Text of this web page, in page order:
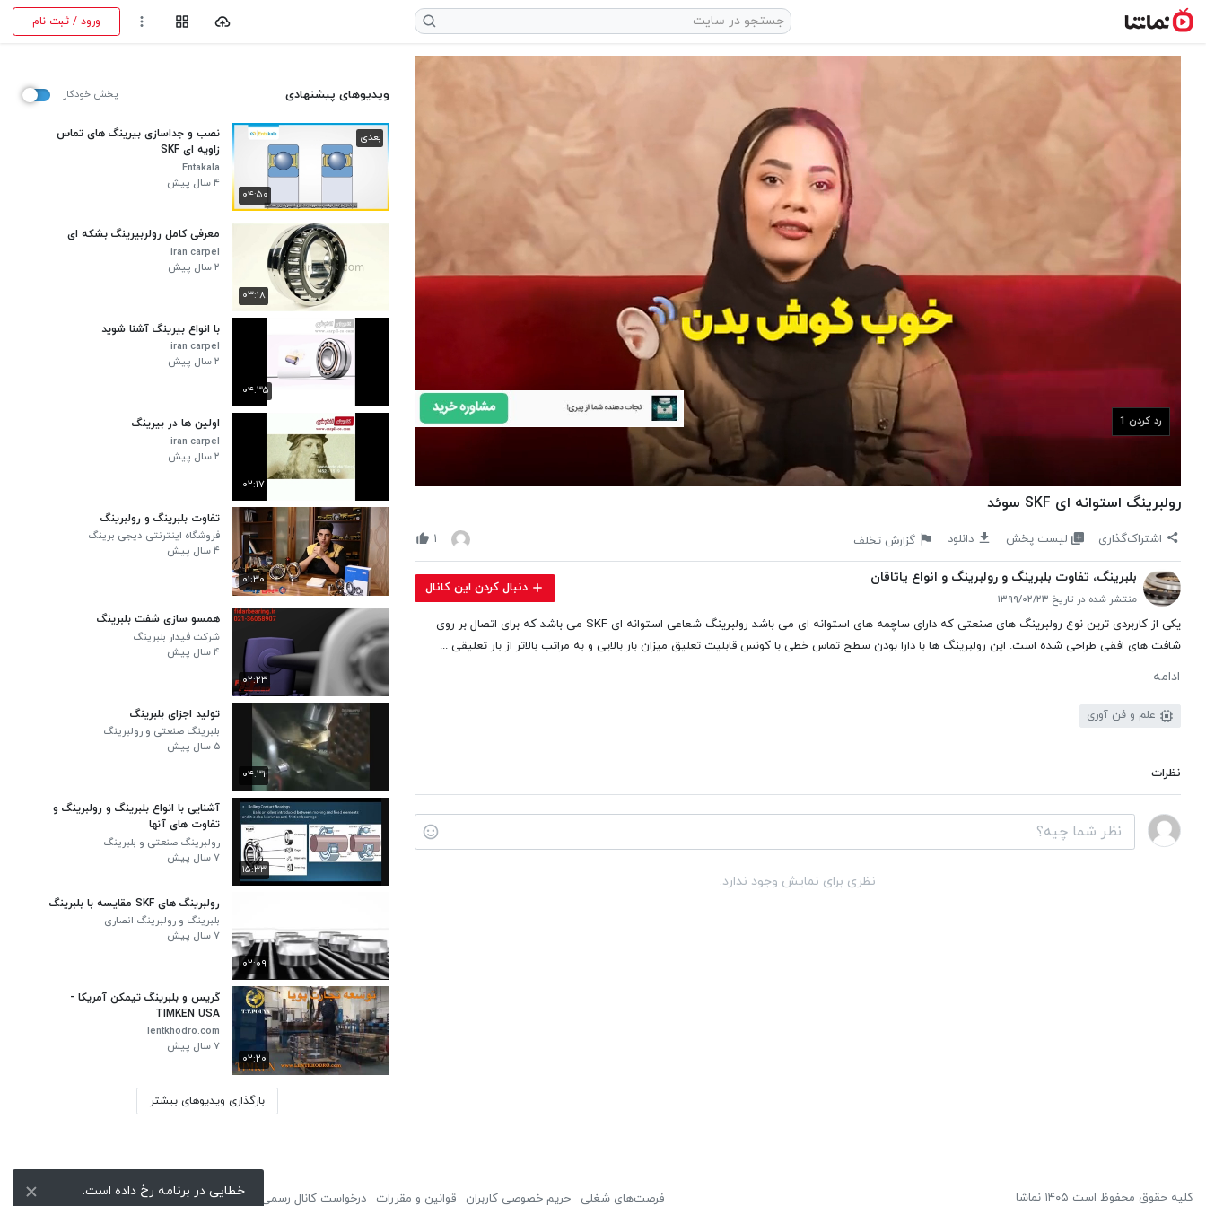
ورود / ثبت نام
رد کردن 1
رولبرینگ استوانه ای SKF سوئد
اشتراک‌گذاری لیست پخش دانلود گزارش تخلف ۱
بلبرینگ، تفاوت بلبرینگ و رولبرینگ و انواع یاتاقان
منتشر شده در تاریخ ۱۳۹۹/۰۲/۲۳
دنبال کردن این کانال
یکی از کاربردی ترین نوع رولبرینگ های صنعتی که دارای ساچمه های استوانه ای می باشد رولبرینگ شعاعی استوانه ای SKF می باشد که برای اتصال بر روی
شافت های افقی طراحی شده است. این رولبرینگ ها با دارا بودن سطح تماس خطی با کونس قابلیت تعلیق میزان بار بالایی و به مراتب بالاتر از بار تعلیقی ...
ادامه
علم و فن آوری
نظرات
نظری برای نمایش وجود ندارد.
ویدیوهای پیشنهادی پخش خودکار
۰۴:۵۰
بعدی
نصب و جداسازی بیرینگ های تماس
زاویه ای SKF
Entakala
۴ سال پیش
۰۳:۱۸
معرفی کامل رولربیرینگ بشکه ای
iran carpel
۲ سال پیش
۰۴:۳۵
با انواع بیرینگ آشنا شوید
iran carpel
۲ سال پیش
۰۲:۱۷
اولین ها در بیرینگ
iran carpel
۲ سال پیش
۰۱:۳۰
تفاوت بلبرینگ و رولبرینگ
فروشگاه اینترنتی دیجی برینگ
۴ سال پیش
۰۲:۲۳
همسو سازی شفت بلبرینگ
شرکت فیدار بلبرینگ
۴ سال پیش
۰۴:۳۱
تولید اجزای بلبرینگ
بلبرینگ صنعتی و رولبرینگ
۵ سال پیش
۱۵:۳۳
آشنایی با انواع بلبرینگ و رولبرینگ و
تفاوت های آنها
رولبرینگ صنعتی و بلبرینگ
۷ سال پیش
۰۲:۰۹
رولبرینگ های SKF مقایسه با بلبرینگ
بلبرینگ و رولبرینگ انصاری
۷ سال پیش
۰۲:۲۰
گریس و بلبرینگ تیمکن آمریکا -
TIMKEN USA
lentkhodro.com
۷ سال پیش
بارگذاری ویدیوهای بیشتر
کلیه حقوق محفوظ است ۱۴۰۵ نماشا فرصت‌های شغلی حریم خصوصی کاربران قوانین و مقررات درخواست کانال رسمی لوگوی نماشا تبلیغات گزارش تخلف تماس با ما خطایی در برنامه رخ داده است.